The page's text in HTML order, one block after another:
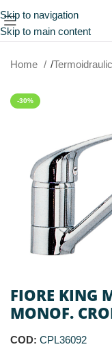
Skip to navigation
Skip to main content
Home
-30%
FIORE KING
MONOF.
COD: CPL36092